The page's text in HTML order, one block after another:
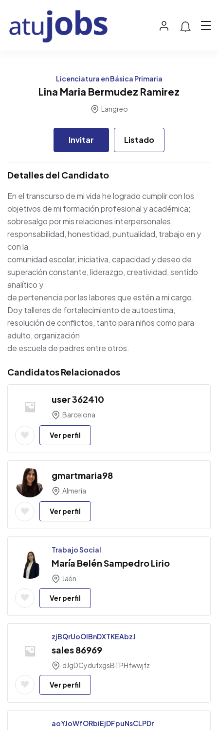
Licenciatura en Básica Primaria
Lina Maria Bermudez Ramirez
Langreo
Invitar Listado
Detalles del Candidato
En el transcurso de mi vida he logrado cumplir con los
objetivos de mi formación profesional y académica;
sobresalgo por mis relaciones interpersonales,
responsabilidad, honestidad, puntualidad, trabajo en y
con la
comunidad escolar, iniciativa, capacidad y deseo de
superación constante, liderazgo, creatividad, sentido
analítico y
de pertenencia por las labores que estén a mi cargo.
Doy talleres de fortalecimiento de autoestima,
resolución de conflictos, tanto para niños como para
adulto, organización
de escuela de padres entre otros.
Candidatos Relacionados
user 362410
Barcelona
Ver perfil
gmartmaria98
Almería
Ver perfil
Trabajo Social
María Belén Sampedro Lirio
Jaén
Ver perfil
zjBQrUoOlBnDXTKEAbzJ
sales 86969
dJgDCydufxgsBTPHfwwjfz
Ver perfil
aoYJoWfORbiEjDFpuNsCLPDr